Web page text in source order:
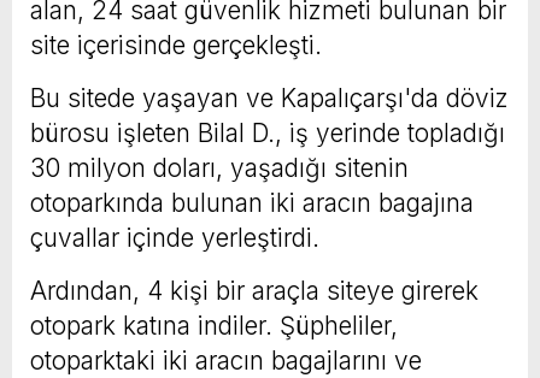
alan, 24 saat güvenlik hizmeti bulunan bir
site içerisinde gerçekleşti.
Bu sitede yaşayan ve Kapalıçarşı'da döviz
bürosu işleten Bilal D., iş yerinde topladığı
30 milyon doları, yaşadığı sitenin
otoparkında bulunan iki aracın bagajına
çuvallar içinde yerleştirdi.
Ardından, 4 kişi bir araçla siteye girerek
otopark katına indiler. Şüpheliler,
otoparktaki iki aracın bagajlarını ve